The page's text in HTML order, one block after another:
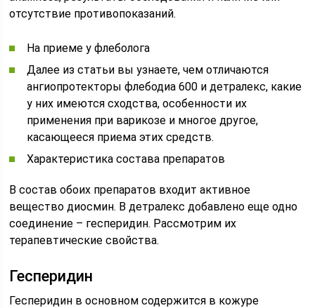
отсутствие противопоказаний.
На приеме у флеболога
Далее из статьи вы узнаете, чем отличаются
ангиопротекторы флебодиа 600 и детралекс, какие
у них имеются сходства, особенности их
применения при варикозе и многое другое,
касающееся приема этих средств.
Характеристика состава препаратов
В состав обоих препаратов входит активное
вещество диосмин. В детралекс добавлено еще одно
соединение – гесперидин. Рассмотрим их
терапевтические свойства.
Гесперидин
Гесперидин в основном содержится в кожуре